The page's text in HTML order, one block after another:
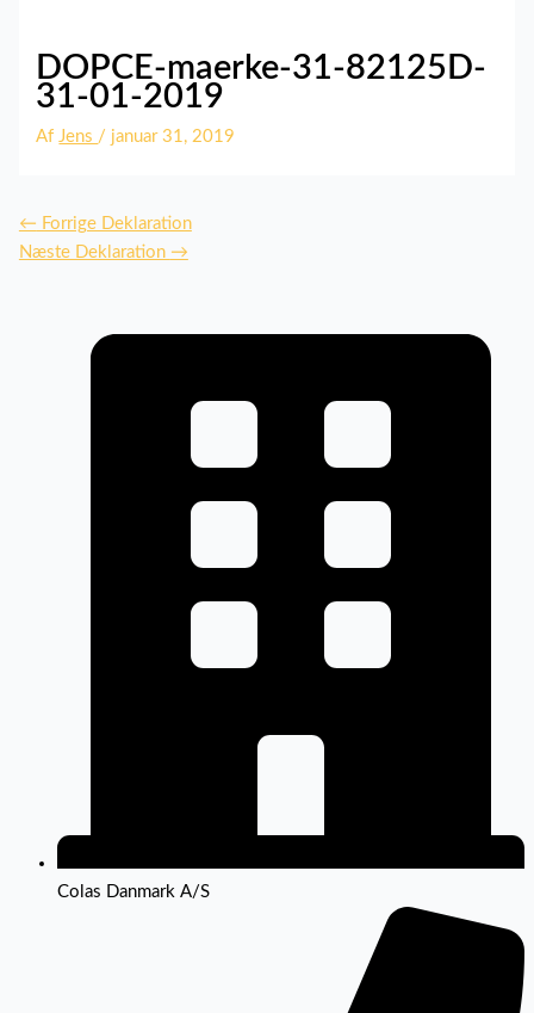
DOPCE-maerke-31-82125D-
31-01-2019
AfJens / januar 31, 2019
← Forrige Deklaration
Næste Deklaration →
Colas Danmark A/S